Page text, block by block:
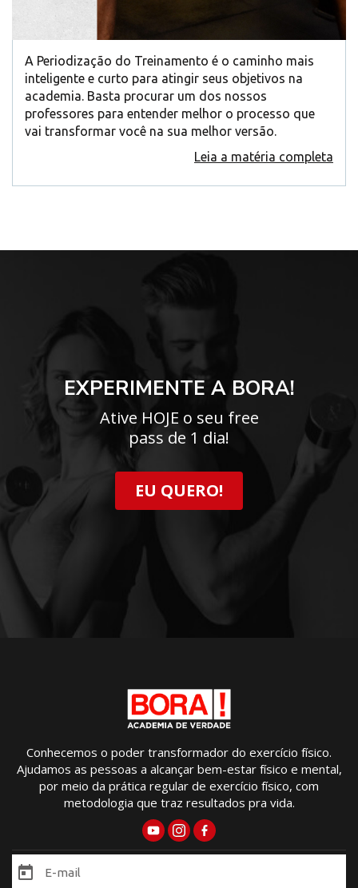
A Periodização do Treinamento é o caminho mais
inteligente e curto para atingir seus objetivos na
academia. Basta procurar um dos nossos
professores para entender melhor o processo que
vai transformar você na sua melhor versão.
Leia a matéria completa
EXPERIMENTE A BORA!
Ative HOJE o seu free
pass de 1 dia!
EU QUERO!
Conhecemos o poder transformador do exercício físico.
Ajudamos as pessoas a alcançar bem-estar físico e mental,
por meio da prática regular de exercício físico, com
metodologia que traz resultados pra vida.